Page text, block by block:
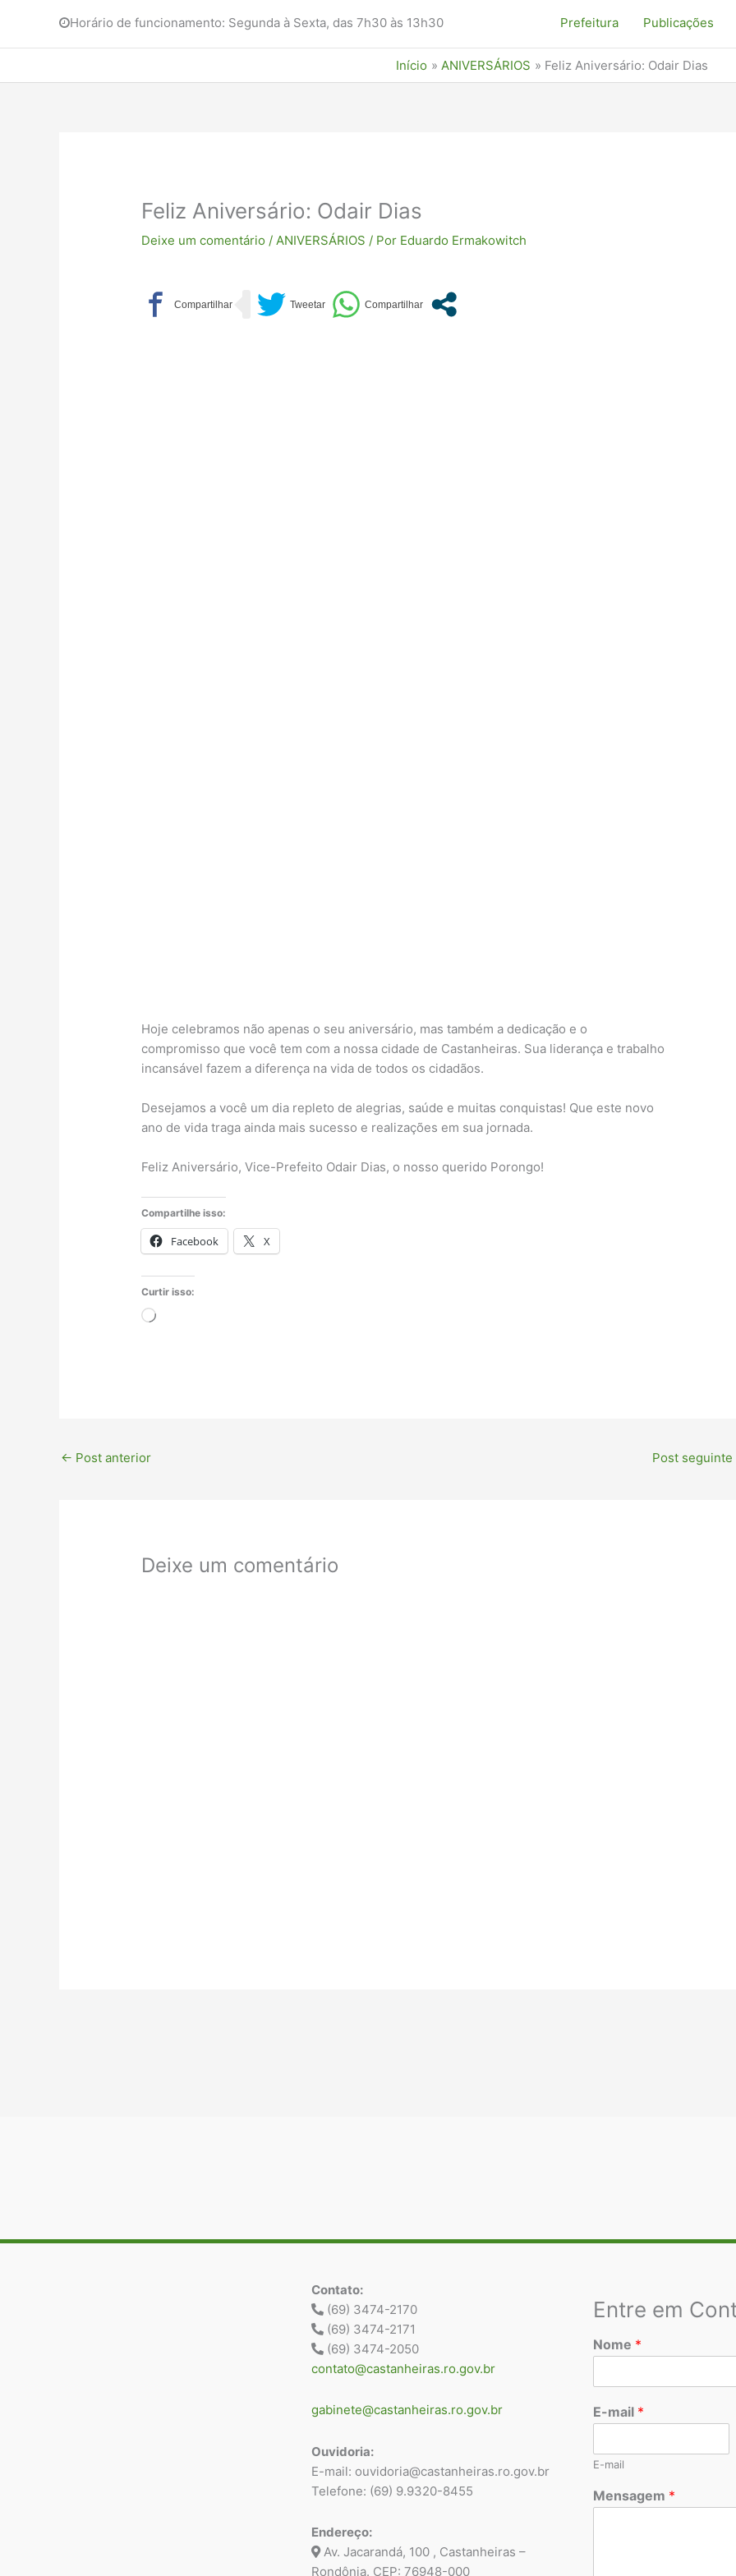
Horário de funcionamento: Segunda à Sexta, das 7h30 às 13h30 Prefeitura Publicações
Início ANIVERSÁRIOS Feliz Aniversário: Odair Dias
Feliz Aniversário: Odair Dias
Deixe um comentário /ANIVERSÁRIOS / Por Eduardo Ermakowitch
Hoje celebramos não apenas o seu aniversário, mas também a dedicação e o
compromisso que você tem com a nossa cidade de Castanheiras. Sua liderança e trabalho
incansável fazem a diferença na vida de todos os cidadãos.
Desejamos a você um dia repleto de alegrias, saúde e muitas conquistas! Que este novo
ano de vida traga ainda mais sucesso e realizações em sua jornada.
Feliz Aniversário, Vice-Prefeito Odair Dias, o nosso querido Porongo!
Compartilhe isso:
Facebook X
Curtir isso:
Carregando...
← Post anterior Post seguinte
Deixe um comentário
Contato:
(69) 3474-2170
(69) 3474-2171
(69) 3474-2050
contato@castanheiras.ro.gov.br
gabinete@castanheiras.ro.gov.br
Ouvidoria:
E-mail: ouvidoria@castanheiras.ro.gov.br
Telefone: (69) 9.9320-8455
Endereço:
Av. Jacarandá, 100 , Castanheiras –
Rondônia. CEP: 76948-000
Entre em
Nome *
E-mail *
E-mail
Mensagem *